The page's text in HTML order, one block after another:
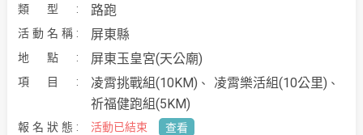
路跑
屏東縣
屏東玉皇宮(天公廟)
凌霄挑戰組(10KM)
凌霄樂活組(10公里)
祈福健跑組(5KM)
活動已結束 查看